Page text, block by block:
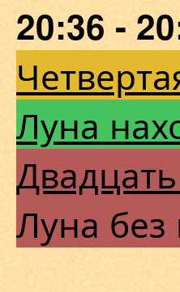
20:36 -
Луна
Луна без